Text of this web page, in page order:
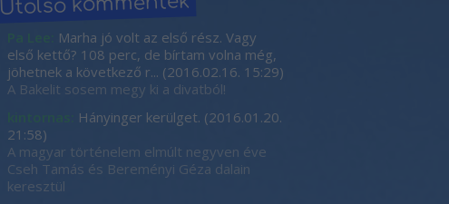
Marha jó volt az első rész. Vagy
első kettő? 108 perc, de bírtam volna még,
jöhetnek a következő r... (2016.02.16. 15:29)
A Bakelit sosem megy ki a divatból!
Hányinger kerülget. (2016.01.20.
21:58)
A magyar történelem elmúlt negyven éve
Cseh Tamás és Bereményi Géza dalain
keresztül